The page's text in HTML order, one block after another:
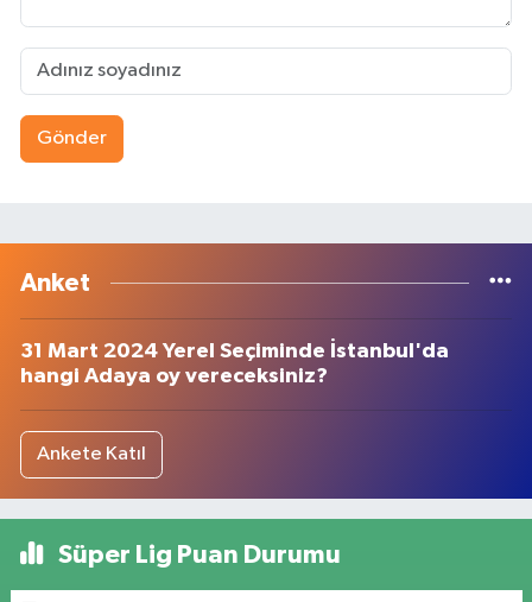
Gönder
Anket
31 Mart 2024 Yerel Seçiminde İstanbul'da
hangi Adaya oy vereceksiniz?
Ankete Katıl
Süper Lig Puan Durumu